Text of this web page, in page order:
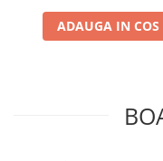
Final Fantasy
ADAUGA IN COS